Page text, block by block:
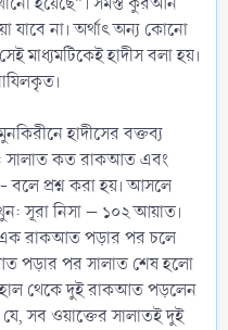
যাবে না। অর্থাৎ অন্য কোনো
মাধ্যমটিকেই হাদীস বলা হয়।
হাদীসের বক্তব্য
সালাত কত রাকআত এবং
প্রশ্ন করা হয়। আসলে
সূরা নিসা – ১০২ আয়াত।
এক রাকআত পড়ার পর চলে
পড়ার পর সালাত শেষ হলো
থেকে দুই রাকআত পড়লেন
সব ওয়াক্তের সালাতই দুই